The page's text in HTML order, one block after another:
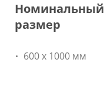
Номинальный
размер
600 х 1000 мм